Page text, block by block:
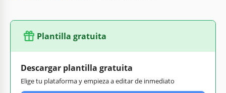
Plantilla gratuita
Descargar plantilla gratuita
Elige tu plataforma y empieza a editar de inmediato